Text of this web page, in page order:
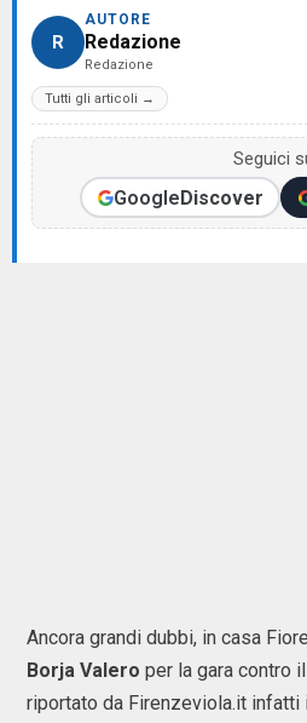
R
AUTORE
Redazione
Redazione
Tutti gli articoli →
Seguici
GoogleDiscover
Ancora grandi dubbi, in casa
Borja Valero per la gara contro
riportato da Firenzeviola.it infatti